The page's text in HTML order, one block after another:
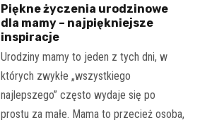
Piękne życzenia urodzinowe
dla mamy – najpiękniejsze
inspiracje
Urodziny mamy to jeden z tych dni, w
których zwykłe „wszystkiego
najlepszego” często wydaje się po
prostu za małe. Mama to przecież osoba,